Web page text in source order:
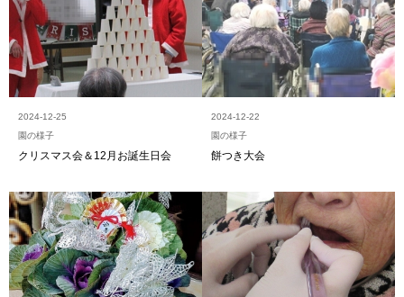
2024-12-25
園の様子
クリスマス会＆12月お誕生日会
2024-12-22
園の様子
餅つき大会